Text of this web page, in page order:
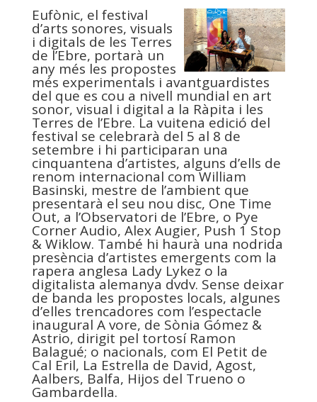
Eufònic, el festival
d’arts sonores, visuals
i digitals de les Terres
de l’Ebre, portarà un
any més les propostes
més experimentals i avantguardistes
del que es cou a nivell mundial en art
sonor, visual i digital a la Ràpita i les
Terres de l’Ebre. La vuitena edició del
festival se celebrarà del 5 al 8 de
setembre i hi participaran una
cinquantena d’artistes, alguns d’ells de
renom internacional com William
Basinski, mestre de l’ambient que
presentarà el seu nou disc, One Time
Out, a l’Observatori de l’Ebre, o Pye
Corner Audio, Alex Augier, Push 1 Stop
& Wiklow. També hi haurà una nodrida
presència d’artistes emergents com la
rapera anglesa Lady Lykez o la
digitalista alemanya dvdv. Sense deixar
de banda les propostes locals, algunes
d’elles trencadores com l’espectacle
inaugural A vore, de Sònia Gómez &
Astrio, dirigit pel tortosí Ramon
Balagué; o nacionals, com El Petit de
Cal Eril, La Estrella de David, Agost,
Aalbers, Balfa, Hijos del Trueno o
Gambardella.